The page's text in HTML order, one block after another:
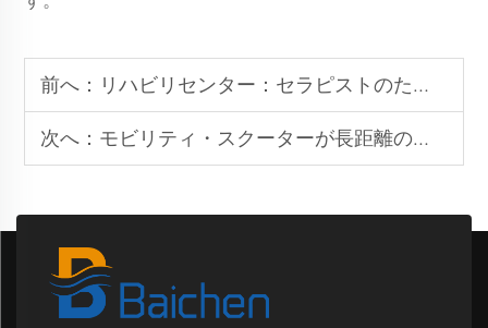
前へ： リハビリセンター：セラピストのためのモジュラーホイールチェアカスタマイズ
次へ： モビリティ・スクーターが長距離の日常的な移動をどのように支援するか